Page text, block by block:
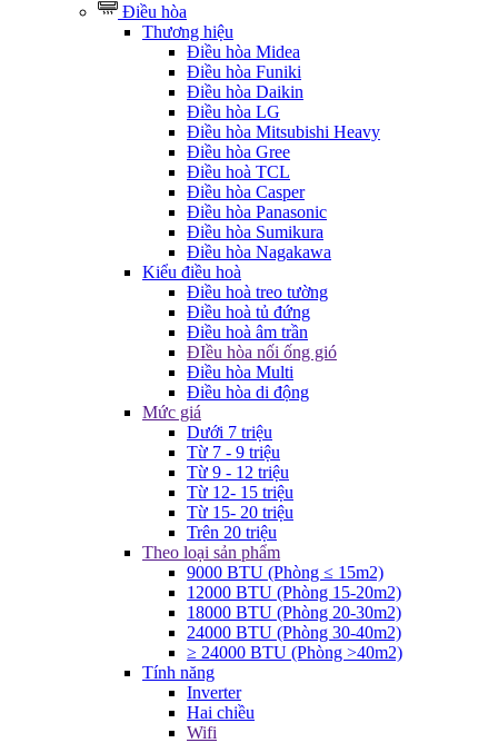
Điều hòa
Thương hiệu
Điều hòa Midea
Điều hòa Funiki
Điều hòa Daikin
Điều hòa LG
Điều hòa Mitsubishi Heavy
Điều hòa Gree
Điều hoà TCL
Điều hòa Casper
Điều hòa Panasonic
Điều hòa Sumikura
Điều hòa Nagakawa
Kiểu điều hoà
Điều hoà treo tường
Điều hoà tủ đứng
Điều hoà âm trần
ĐIều hòa nối ống gió
Điều hòa Multi
Điều hòa di động
Mức giá
Dưới 7 triệu
Từ 7 - 9 triệu
Từ 9 - 12 triệu
Từ 12- 15 triệu
Từ 15- 20 triệu
Trên 20 triệu
Theo loại sản phẩm
9000 BTU (Phòng ≤ 15m2)
12000 BTU (Phòng 15-20m2)
18000 BTU (Phòng 20-30m2)
24000 BTU (Phòng 30-40m2)
≥ 24000 BTU (Phòng >40m2)
Tính năng
Inverter
Hai chiều
Wifi